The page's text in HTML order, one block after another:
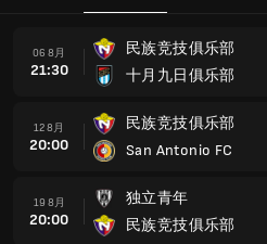
06 8月
21:30
民族竞技俱乐部
十月九日俱乐部
12 8月
20:00
民族竞技俱乐部
San Antonio FC
19 8月
20:00
独立青年
民族竞技俱乐部